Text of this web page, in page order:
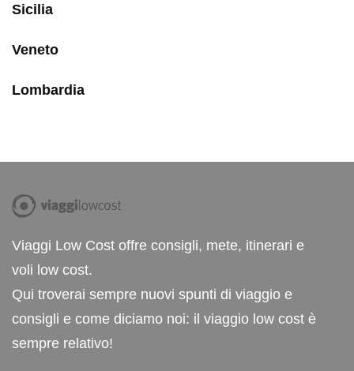
Sicilia
Veneto
Lombardia
Viaggi Low Cost offre consigli, mete, itinerari e
voli low cost.
Qui troverai sempre nuovi spunti di viaggio e
consigli e come diciamo noi: il viaggio low cost è
sempre relativo!